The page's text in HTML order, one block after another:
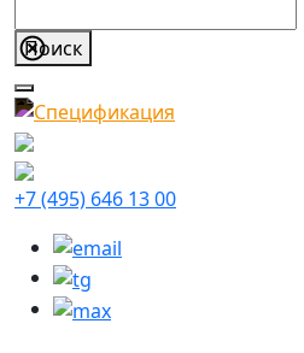
+7 (495) 646 13 00